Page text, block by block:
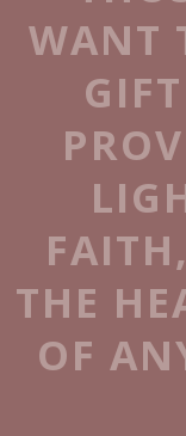
WANT
THE
OF